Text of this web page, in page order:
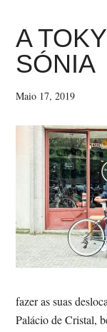
A
SÓNIA
Maio 17, 2019
fazer as suas
Palácio de Cristal,